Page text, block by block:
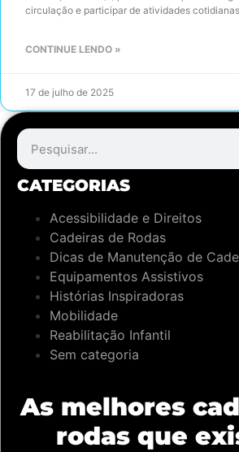
circulação e participar de atividades
CONTINUE LENDO »
17 de julho de 2025
CATEGORIAS
Acessibilidade e Direitos
Cadeiras de Rodas
Dicas de Manutenção de
Equipamentos Assistivos
Histórias Inspiradoras
Mobilidade
Reabilitação Infantil
Sem categoria
As melhores
rodas que